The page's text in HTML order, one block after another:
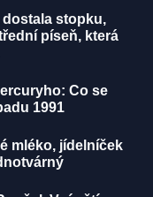
stopku,
píseň, která
Co se
1991
mléko, jídelníček